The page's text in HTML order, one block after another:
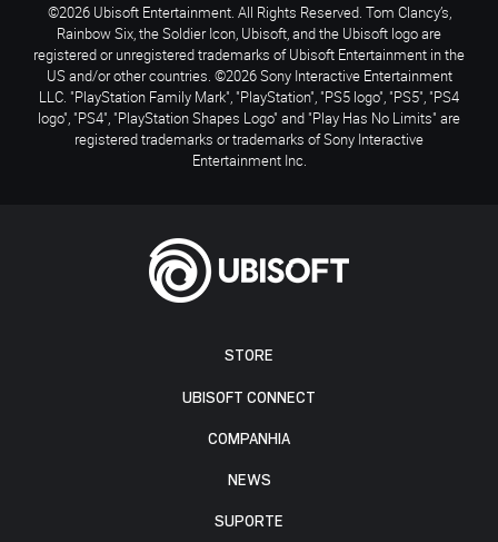
STORE
UBISOFT CONNECT
COMPANHIA
NEWS
SUPORTE
©2026 Ubisoft Entertainment. All Rights Reserved. Tom Clancy’s,
Rainbow Six, the Soldier Icon, Ubisoft, and the Ubisoft logo are
registered or unregistered trademarks of Ubisoft Entertainment in the
US and/or other countries. ©2026 Sony Interactive Entertainment
LLC. "PlayStation Family Mark", "PlayStation", "PS5 logo", "PS5", "PS4
logo", "PS4", "PlayStation Shapes Logo" and "Play Has No Limits" are
registered trademarks or trademarks of Sony Interactive
Entertainment Inc.